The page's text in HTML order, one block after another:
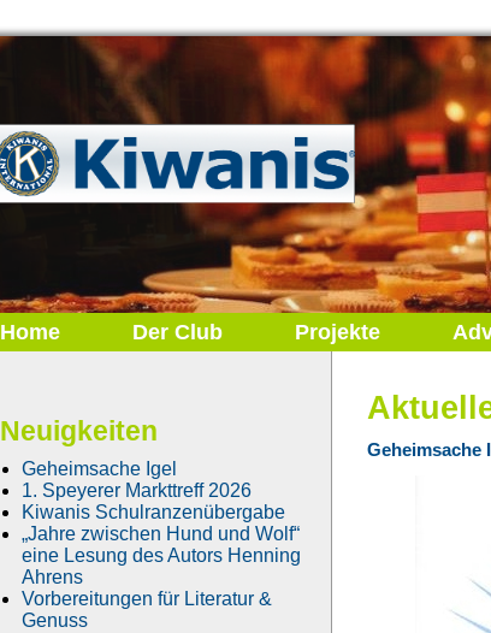
Home Der Club Projekte
Neuigkeiten
Geheimsache Igel
1. Speyerer Markttreff 2026
Kiwanis Schulranzenübergabe
„Jahre zwischen Hund und Wolf“
eine Lesung des Autors Henning
Ahrens
Vorbereitungen für Literatur &
Genuss
Geheimsache